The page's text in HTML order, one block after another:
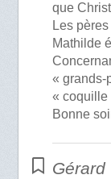
que
Les
Mathilde
« grands-
« coquille
Bonne
Gérard